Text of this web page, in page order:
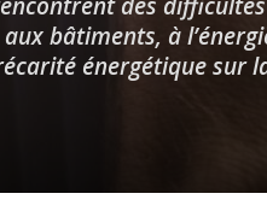
bâtiments, à
énergétique sur